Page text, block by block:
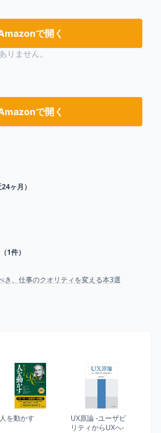
で開く
りません。
で開く
ヶ月）
1件）
き、仕事のクオリティを変える本3選
人を動かす
UX原論 -ユーザビ
リティからUXへ-